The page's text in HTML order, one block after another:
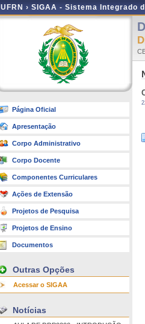
UFRN › SIGAA - Sistema Integrado
Página Oficial
Apresentação
Corpo Administrativo
Corpo Docente
Componentes Curriculares
Ações de Extensão
Projetos de Pesquisa
Projetos de Ensino
Documentos
Outras Opções
Acessar o SIGAA
Notícias